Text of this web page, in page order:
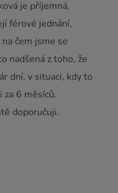
je příjemná,
férové jednání,
čem jsme se
nadšená z toho, že
dní, v situaci, kdy to
za 6 měsíců.
doporučuji.